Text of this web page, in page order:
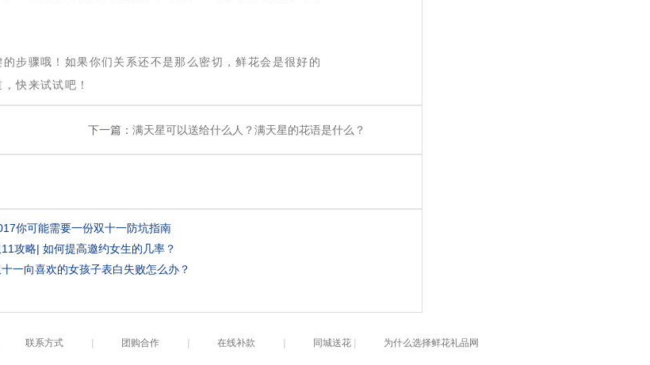
步骤哦！如果你们关系还不是那么密切，鲜花会是很好的
快来试试吧！
下一篇：满天星可以送给什么人？满天星的花语是什么？
你可能需要一份双十一防坑指南
攻略| 如何提高邀约女生的几率？
一向喜欢的女孩子表白失败怎么办？
联系方式 团购合作 在线补款 同城送花 为什么选择鲜花礼品网